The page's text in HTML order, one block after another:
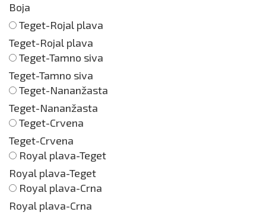
Boja
Teget-Rojal plava
Teget-Rojal plava
Teget-Tamno siva
Teget-Tamno siva
Teget-Nananžasta
Teget-Nananžasta
Teget-Crvena
Teget-Crvena
Royal plava-Teget
Royal plava-Teget
Royal plava-Crna
Royal plava-Crna